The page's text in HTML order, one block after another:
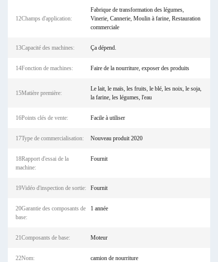
12Champs d'application:
Fabrique de transformation des légumes,
Vinerie, Cannerie, Moulin à farine, Restauration
commerciale
13Capacité des machines: Ça dépend.
14Fonction de machines: Faire de la nourriture, exposer des produits
15Matière première:
Le lait, le maïs, les fruits, le blé, les noix, le soja,
la farine, les légumes, l'eau
16Points clés de vente: Facile à utiliser
17Type de commercialisation: Nouveau produit 2020
18Rapport d'essai de la
machine:
Fournit
19Vidéo d'inspection de sortie: Fournit
20Garantie des composants de
base:
1 année
21Composants de base: Moteur
22Nom: camion de nourriture